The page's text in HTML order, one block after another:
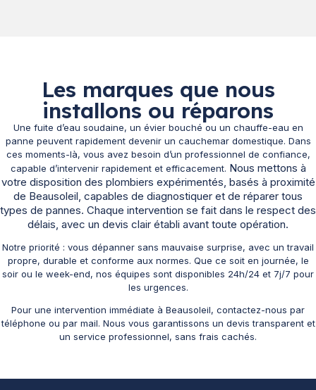
Les marques que nous
installons ou réparons
Une fuite d’eau soudaine, un évier bouché ou un chauffe-eau en
panne peuvent rapidement devenir un cauchemar domestique. Dans
ces moments-là, vous avez besoin d’un professionnel de confiance,
capable d’intervenir rapidement et efficacement. Nous mettons à
votre disposition des plombiers expérimentés, basés à proximité
de Beausoleil, capables de diagnostiquer et de réparer tous
types de pannes. Chaque intervention se fait dans le respect des
délais, avec un devis clair établi avant toute opération.
Notre priorité : vous dépanner sans mauvaise surprise, avec un travail
propre, durable et conforme aux normes. Que ce soit en journée, le
soir ou le week-end, nos équipes sont disponibles 24h/24 et 7j/7 pour
les urgences.
Pour une intervention immédiate à Beausoleil, contactez-nous par
téléphone ou par mail. Nous vous garantissons un devis transparent et
un service professionnel, sans frais cachés.